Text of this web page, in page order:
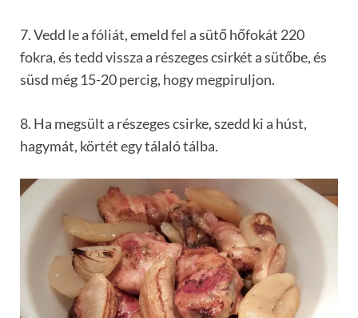
7. Vedd le a fóliát, emeld fel a sütő hőfokát 220
fokra, és tedd vissza a részeges csirkét a sütőbe, és
süsd még 15-20 percig, hogy megpiruljon.
8. Ha megsült a részeges csirke, szedd ki a húst,
hagymát, körtét egy tálaló tálba.